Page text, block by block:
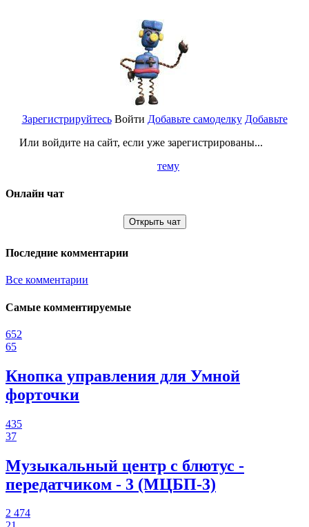
Зарегистрируйтесь
Или войдите на сайт, если уже зарегистрированы...
Войти Добавьте самоделку Добавьте
тему
Онлайн чат
Открыть чат
Последние комментарии
Все комментарии
Самые комментируемые
652
65
Кнопка управления для Умной
форточки
435
37
Музыкальный центр с блютус -
передатчиком - 3 (МЦБП-3)
2 474